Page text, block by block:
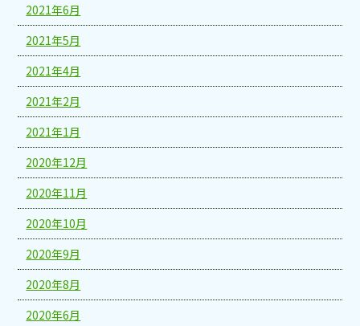
2021年6月
2021年5月
2021年4月
2021年2月
2021年1月
2020年12月
2020年11月
2020年10月
2020年9月
2020年8月
2020年6月